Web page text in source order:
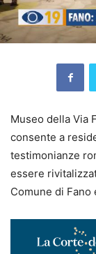
Museo della Via
consente a
testimonianze
essere
Comune di Fano